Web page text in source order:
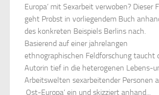
Europa’ mit Sexarbeit verwoben? Dieser
geht Probst in vorliegendem Buch
des konkreten Beispiels Berlins nach.
Basierend auf einer jahrelangen
ethnographischen Feldforschung taucht
Autorin tief in die heterogenen Lebens-
Arbeitswelten sexarbeitender Personen
‚Ost-Europa’ ein und skizziert anhand...